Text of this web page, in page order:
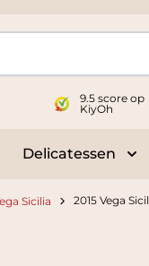
9.5 score op
KiyOh
submenu for
Delicatessen
Sicilia 2015 Vega